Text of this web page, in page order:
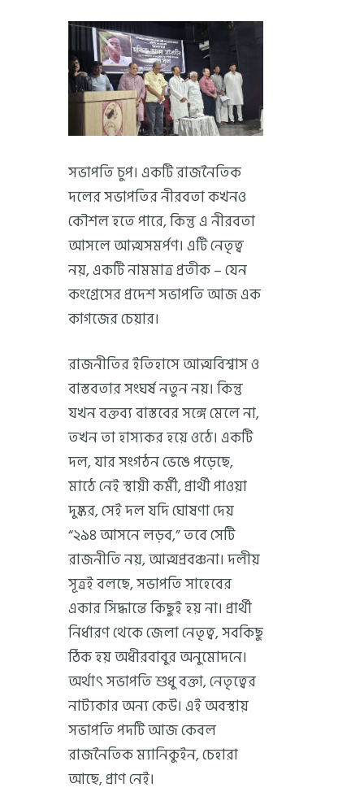
সভাপতি চুপ। একটি রাজনৈতিক
দলের সভাপতির নীরবতা কখনও
কৌশল হতে পারে, কিন্তু এ নীরবতা
আসলে আত্মসমর্পণ। এটি নেতৃত্ব
নয়, একটি নামমাত্র প্রতীক – যেন
কংগ্রেসের প্রদেশ সভাপতি আজ এক
কাগজের চেয়ার।
রাজনীতির ইতিহাসে আত্মবিশ্বাস ও
বাস্তবতার সংঘর্ষ নতুন নয়। কিন্তু
যখন বক্তব্য বাস্তবের সঙ্গে মেলে না,
তখন তা হাস্যকর হয়ে ওঠে। একটি
দল, যার সংগঠন ভেঙে পড়েছে,
মাঠে নেই স্থায়ী কর্মী, প্রার্থী পাওয়া
দুষ্কর, সেই দল যদি ঘোষণা দেয়
“২৯৪ আসনে লড়ব,” তবে সেটি
রাজনীতি নয়, আত্মপ্রবঞ্চনা। দলীয়
সূত্রই বলছে, সভাপতি সাহেবের
একার সিদ্ধান্তে কিছুই হয় না। প্রার্থী
নির্ধারণ থেকে জেলা নেতৃত্ব, সবকিছু
ঠিক হয় অধীরবাবুর অনুমোদনে।
অর্থাৎ সভাপতি শুধু বক্তা, নেতৃত্বের
নাট্যকার অন্য কেউ। এই অবস্থায়
সভাপতি পদটি আজ কেবল
রাজনৈতিক ম্যানিকুইন, চেহারা
আছে, প্রাণ নেই।